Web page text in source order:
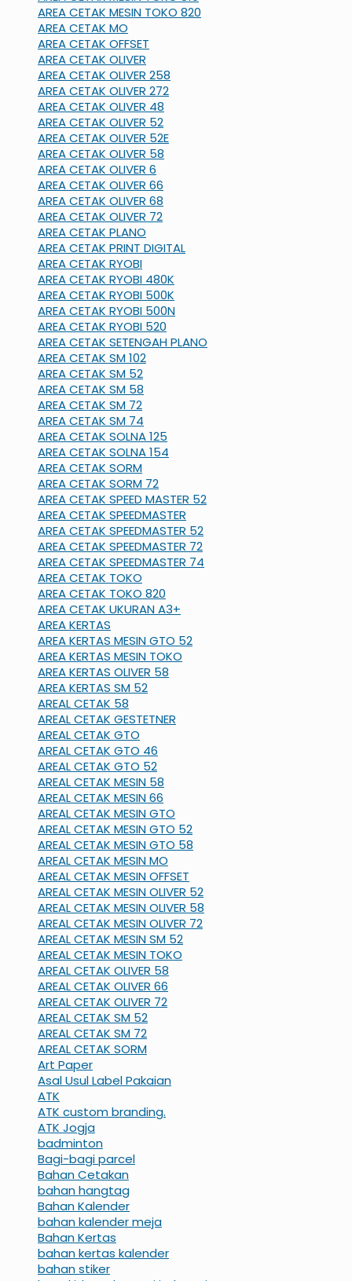
AREA CETAK MESIN TOKO 820
AREA CETAK MO
AREA CETAK OFFSET
AREA CETAK OLIVER
AREA CETAK OLIVER 258
AREA CETAK OLIVER 272
AREA CETAK OLIVER 48
AREA CETAK OLIVER 52
AREA CETAK OLIVER 52E
AREA CETAK OLIVER 58
AREA CETAK OLIVER 6
AREA CETAK OLIVER 66
AREA CETAK OLIVER 68
AREA CETAK OLIVER 72
AREA CETAK PLANO
AREA CETAK PRINT DIGITAL
AREA CETAK RYOBI
AREA CETAK RYOBI 480K
AREA CETAK RYOBI 500K
AREA CETAK RYOBI 500N
AREA CETAK RYOBI 520
AREA CETAK SETENGAH PLANO
AREA CETAK SM 102
AREA CETAK SM 52
AREA CETAK SM 58
AREA CETAK SM 72
AREA CETAK SM 74
AREA CETAK SOLNA 125
AREA CETAK SOLNA 154
AREA CETAK SORM
AREA CETAK SORM 72
AREA CETAK SPEED MASTER 52
AREA CETAK SPEEDMASTER
AREA CETAK SPEEDMASTER 52
AREA CETAK SPEEDMASTER 72
AREA CETAK SPEEDMASTER 74
AREA CETAK TOKO
AREA CETAK TOKO 820
AREA CETAK UKURAN A3+
AREA KERTAS
AREA KERTAS MESIN GTO 52
AREA KERTAS MESIN TOKO
AREA KERTAS OLIVER 58
AREA KERTAS SM 52
AREAL CETAK 58
AREAL CETAK GESTETNER
AREAL CETAK GTO
AREAL CETAK GTO 46
AREAL CETAK GTO 52
AREAL CETAK MESIN 58
AREAL CETAK MESIN 66
AREAL CETAK MESIN GTO
AREAL CETAK MESIN GTO 52
AREAL CETAK MESIN GTO 58
AREAL CETAK MESIN MO
AREAL CETAK MESIN OFFSET
AREAL CETAK MESIN OLIVER 52
AREAL CETAK MESIN OLIVER 58
AREAL CETAK MESIN OLIVER 72
AREAL CETAK MESIN SM 52
AREAL CETAK MESIN TOKO
AREAL CETAK OLIVER 58
AREAL CETAK OLIVER 66
AREAL CETAK OLIVER 72
AREAL CETAK SM 52
AREAL CETAK SM 72
AREAL CETAK SORM
Art Paper
Asal Usul Label Pakaian
ATK
ATK custom branding.
ATK Jogja
badminton
Bagi-bagi parcel
Bahan Cetakan
bahan hangtag
Bahan Kalender
bahan kalender meja
Bahan Kertas
bahan kertas kalender
bahan stiker